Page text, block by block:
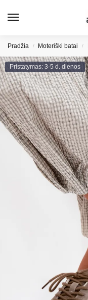
Pradžia / Moteriški batai /
Pristatymas: 3-5 d. dienos